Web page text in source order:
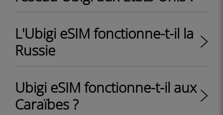
L'Ubigi eSIM fonctionne-t-il la
Russie
Ubigi eSIM fonctionne-t-il aux
Caraïbes ?